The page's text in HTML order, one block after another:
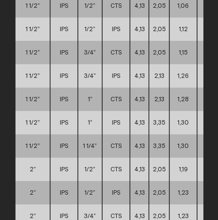
1 1/2” IPS 1/2” CTS 4,13 2,05 1,06
1 1/2” IPS 1/2” IPS 4,13 2,05 1,12
1 1/2” IPS 3/4” CTS 4,13 2,05 1,15
1 1/2” IPS 3/4” IPS 4,13 2,13 1,26
1 1/2” IPS 1” CTS 4,13 2,13 1,28
1 1/2” IPS 1” IPS 4,13 3,35 1,30
1 1/2” IPS 1 1/4” CTS 4,13 3,35 1,30
2” IPS 1/2” CTS 4,13 2,05 1,19
2” IPS 1/2” IPS 4,13 2,05 1,23
2” IPS 3/4” CTS 4,13 2,05 1,23